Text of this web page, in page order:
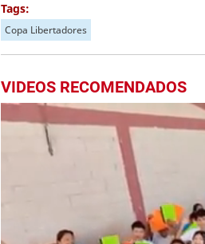
Tags:
Copa Libertadores
VIDEOS RECOMENDADOS